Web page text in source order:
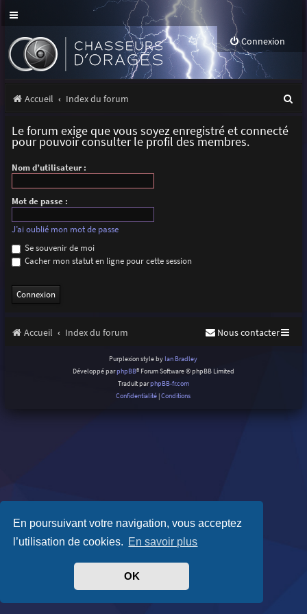
En poursuivant votre navigation, vous acceptez
l’utilisation de cookies. En savoir plus
OK
Connexion
Accueil Index du forum
Le forum exige que vous soyez enregistré et connecté
pour pouvoir consulter le profil des membres.
Nom d’utilisateur :
Mot de passe :
J’ai oublié mon mot de passe
Se souvenir de moi
Cacher mon statut en ligne pour cette session
Accueil Index du forum Nous contacter
Purplexion style by Ian Bradley
Développé parphpBB® Forum Software © phpBB Limited
Traduit parphpBB-fr.com
Confidentialité |Conditions